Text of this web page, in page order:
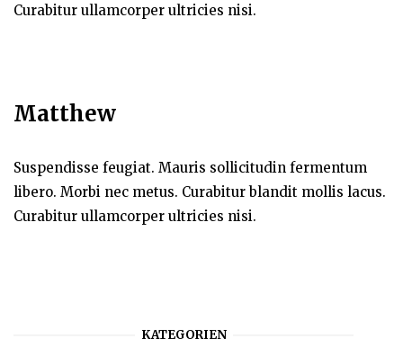
Curabitur ullamcorper ultricies nisi.
Matthew
Suspendisse feugiat. Mauris sollicitudin fermentum
libero. Morbi nec metus. Curabitur blandit mollis lacus.
Curabitur ullamcorper ultricies nisi.
KATEGORIEN